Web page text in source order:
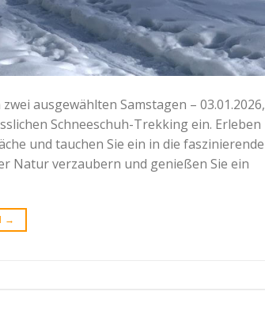
ausgewählten Samstagen – 03.01.2026,
Schneeschuh-Trekking ein. Erleben
und tauchen Sie ein in die faszinierende
Natur verzaubern und genießen Sie ein
→